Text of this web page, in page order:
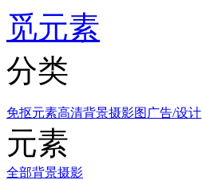
觅元素
分类
免抠元素高清背景摄影图 广告/设计
元素
全部背景摄影